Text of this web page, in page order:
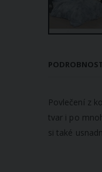
začátek
sPovlečení z
tvar i po
si také